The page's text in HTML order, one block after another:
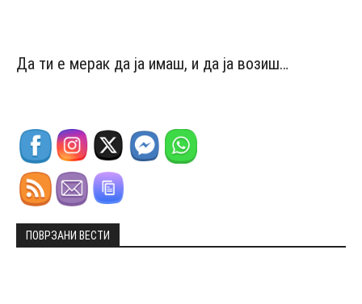
Да ти е мерак да ја имаш, и да ја возиш…
ПОВРЗАНИ ВЕСТИ